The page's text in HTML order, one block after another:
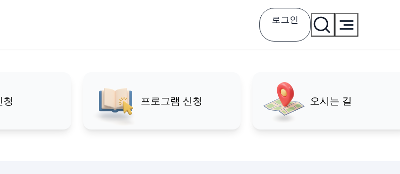
로그인
주역, 고양 청소년
청 프로그램 신청 오시는 길